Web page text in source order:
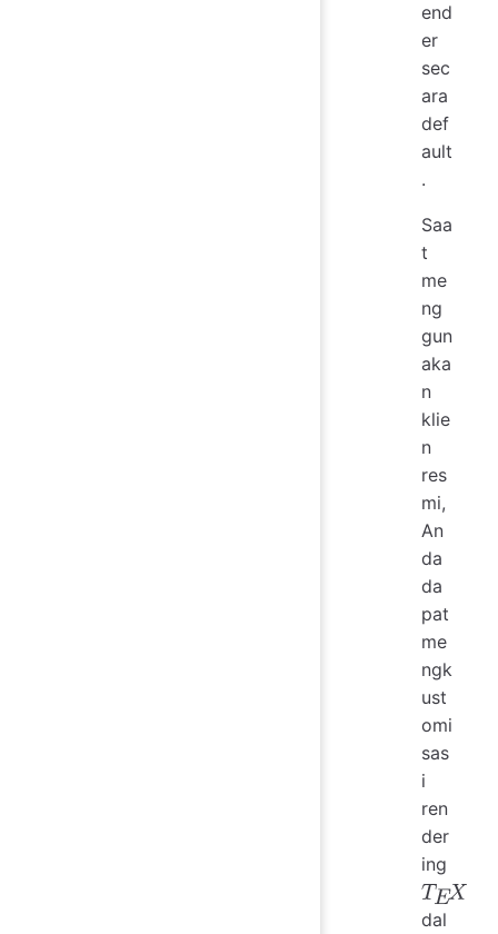
end
er
sec
ara
def
ault
.
Saa
t
me
ng
gun
aka
n
klie
n
res
mi,
An
da
da
pat
me
ngk
ust
omi
sas
i
ren
der
ing
TEX
dal